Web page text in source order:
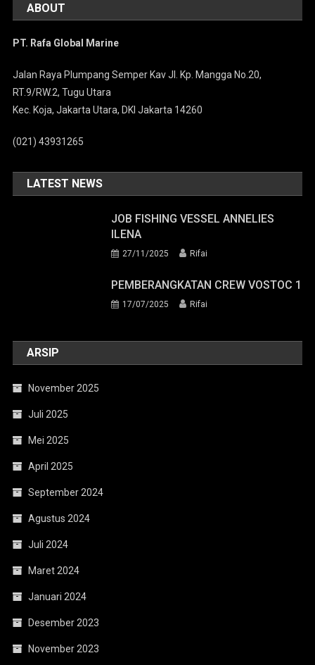
ABOUT
PT. Rafa Global Marine
Jalan Raya Plumpang Semper Kav Jl. Kp. Mangga No.20,
RT.9/RW.2, Tugu Utara
Kec. Koja, Jakarta Utara, DKI Jakarta 14260
(021) 43931265
LATEST NEWS
JOB FISHING VESSEL ANNELIES
ILENA
27/11/2025 Rifai
PEMBERANGKATAN CREW VOSTOC 1
17/07/2025 Rifai
ARSIP
November 2025
Juli 2025
Mei 2025
April 2025
September 2024
Agustus 2024
Juli 2024
Maret 2024
Januari 2024
Desember 2023
November 2023